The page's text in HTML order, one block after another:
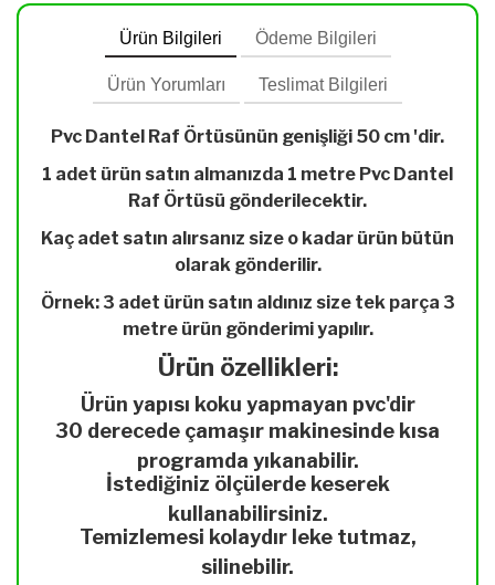
Ürün Bilgileri Ödeme Bilgileri
Ürün Yorumları Teslimat Bilgileri
Pvc Dantel Raf Örtüsünün genişliği 50 cm 'dir.
1 adet ürün satın almanızda 1 metre Pvc Dantel
Raf Örtüsü gönderilecektir.
Kaç adet satın alırsanız size o kadar ürün bütün
olarak gönderilir.
Örnek: 3 adet ürün satın aldınız size tek parça 3
metre ürün gönderimi yapılır.
Ürün özellikleri:
Ürün yapısı koku yapmayan pvc'dir
30 derecede çamaşır makinesinde kısa
programda yıkanabilir.
İstediğiniz ölçülerde keserek
kullanabilirsiniz.
Temizlemesi kolaydır leke tutmaz,
silinebilir.